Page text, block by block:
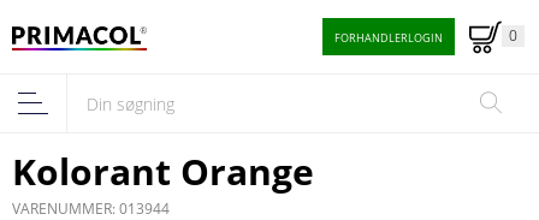
FORHANDLERLOGIN 0
Kolorant Orange
VARENUMMER: 013944